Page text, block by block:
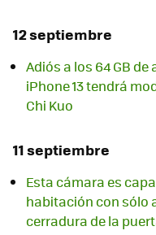
12 septiembre
Adiós a los 64 GB
iPhone 13 tendrá
Chi Kuo
11 septiembre
Esta cámara es
habitación con sólo
cerradura de la